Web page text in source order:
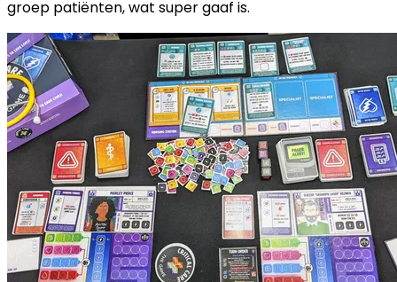
groep patiënten, wat super gaaf is.